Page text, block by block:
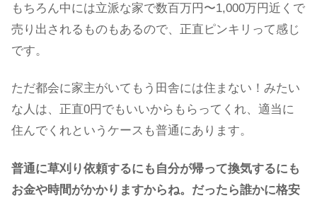
もちろん中には立派な家で数百万円〜1,000万円近くで
売り出されるものもあるので、正直ピンキリって感じ
です。
ただ都会に家主がいてもう田舎には住まない！みたい
な人は、正直0円でもいいからもらってくれ、適当に
住んでくれというケースも普通にあります。
普通に草刈り依頼するにも自分が帰って換気するにも
お金や時間がかかりますからね。だったら誰かに格安